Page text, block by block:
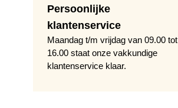
Persoonlijke
klantenservice
Maandag t/m vrijdag van 09.00 tot
16.00 staat onze vakkundige
klantenservice klaar.